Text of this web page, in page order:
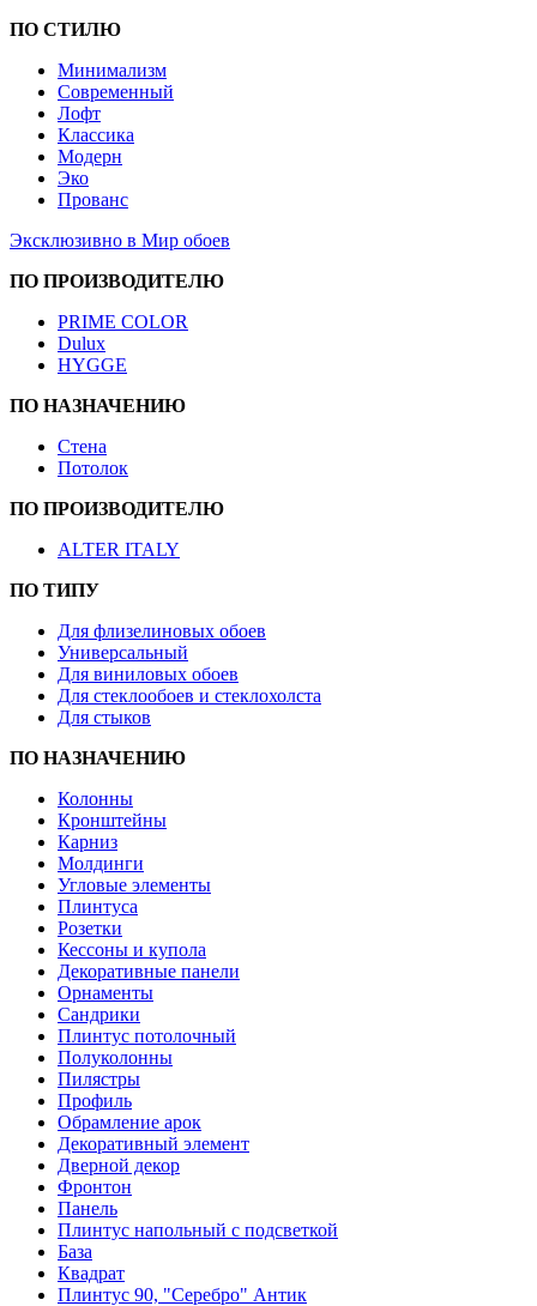
ПО СТИЛЮ
Минимализм
Современный
Лофт
Классика
Модерн
Эко
Прованс
Эксклюзивно в Мир обоев
ПО ПРОИЗВОДИТЕЛЮ
PRIME COLOR
Dulux
HYGGE
ПО НАЗНАЧЕНИЮ
Стена
Потолок
ПО ПРОИЗВОДИТЕЛЮ
ALTER ITALY
ПО ТИПУ
Для флизелиновых обоев
Универсальный
Для виниловых обоев
Для стеклообоев и стеклохолста
Для стыков
ПО НАЗНАЧЕНИЮ
Колонны
Кронштейны
Карниз
Молдинги
Угловые элементы
Плинтуса
Розетки
Кессоны и купола
Декоративные панели
Орнаменты
Сандрики
Плинтус потолочный
Полуколонны
Пилястры
Профиль
Обрамление арок
Декоративный элемент
Дверной декор
Фронтон
Панель
Плинтус напольный с подсветкой
База
Квадрат
Плинтус 90, "Серебро" Антик